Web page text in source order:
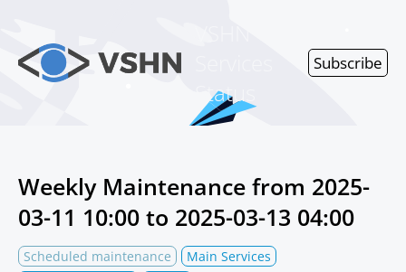
Status
Subscribe
Weekly Maintenance from 2025-
03-11 10:00 to 2025-03-13 04:00
Scheduled maintenance
Main Services